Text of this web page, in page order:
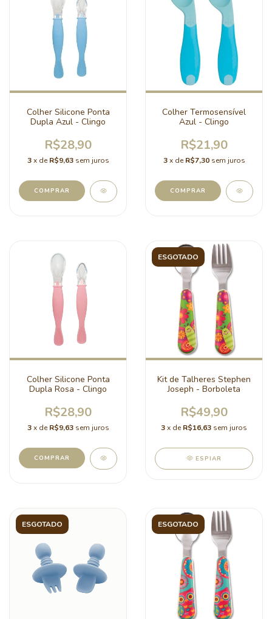
Colher Silicone Ponta
Dupla Azul - Clingo
R$28,90
3 x de R$9,63 sem juros
COMPRAR
Colher Termosensível
Azul - Clingo
R$21,90
3 x de R$7,30 sem juros
COMPRAR
Colher Silicone Ponta
Dupla Rosa - Clingo
R$28,90
3 x de R$9,63 sem juros
COMPRAR
ESGOTADO
Kit de Talheres Stephen
Joseph - Borboleta
R$49,90
3x de R$16,63 sem juros
ESPIAR
ESGOTADO ESGOTADO